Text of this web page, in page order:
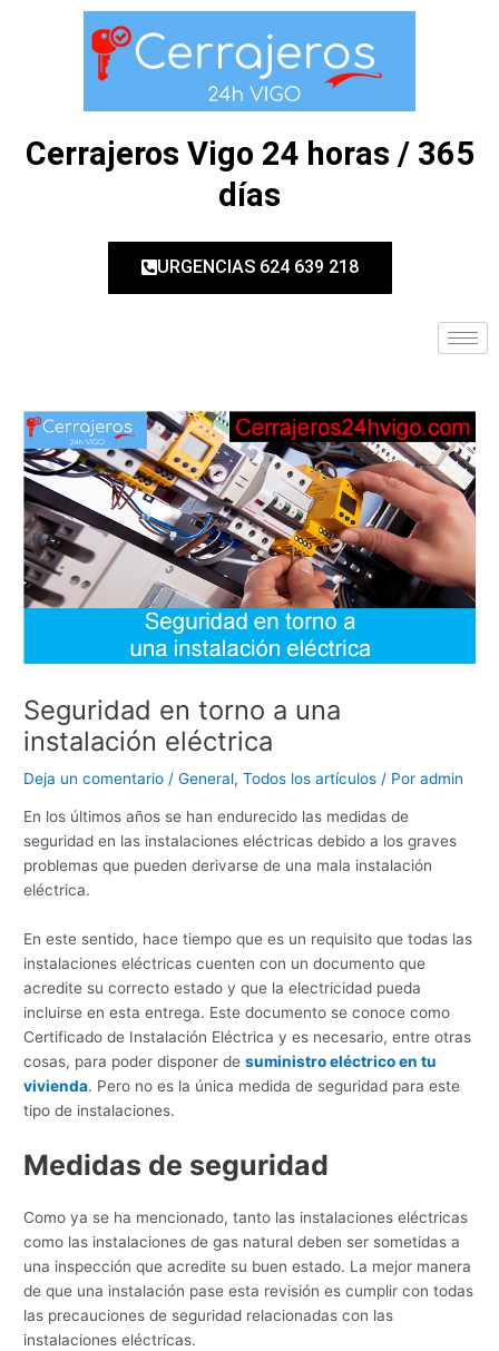
Cerrajeros Vigo 24 horas / 365
días
URGENCIAS 624 639 218
Seguridad en torno a una
instalación eléctrica
Deja un comentario /General,Todos los artículos / Poradmin
En los últimos años se han endurecido las medidas de
seguridad en las instalaciones eléctricas debido a los graves
problemas que pueden derivarse de una mala instalación
eléctrica.
En este sentido, hace tiempo que es un requisito que todas las
instalaciones eléctricas cuenten con un documento que
acredite su correcto estado y que la electricidad pueda
incluirse en esta entrega. Este documento se conoce como
Certificado de Instalación Eléctrica y es necesario, entre otras
cosas, para poder disponer desuministro eléctrico en tu
vivienda. Pero no es la única medida de seguridad para este
tipo de instalaciones.
Medidas de seguridad
Como ya se ha mencionado, tanto las instalaciones eléctricas
como las instalaciones de gas natural deben ser sometidas a
una inspección que acredite su buen estado. La mejor manera
de que una instalación pase esta revisión es cumplir con todas
las precauciones de seguridad relacionadas con las
instalaciones eléctricas.
Navegación